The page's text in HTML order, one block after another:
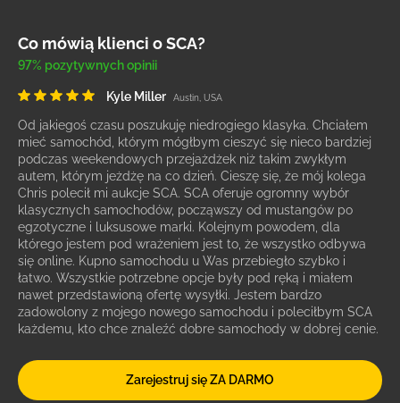
Co mówią klienci o SCA?
97% pozytywnych opinii
Kyle Miller Austin, USA
Od jakiegoś czasu poszukuję niedrogiego klasyka. Chciałem
mieć samochód, którym mógłbym cieszyć się nieco bardziej
podczas weekendowych przejażdżek niż takim zwykłym
autem, którym jeżdżę na co dzień. Cieszę się, że mój kolega
Chris polecił mi aukcje SCA. SCA oferuje ogromny wybór
klasycznych samochodów, począwszy od mustangów po
egzotyczne i luksusowe marki. Kolejnym powodem, dla
którego jestem pod wrażeniem jest to, że wszystko odbywa
się online. Kupno samochodu u Was przebiegło szybko i
łatwo. Wszystkie potrzebne opcje były pod ręką i miałem
nawet przedstawioną ofertę wysyłki. Jestem bardzo
zadowolony z mojego nowego samochodu i poleciłbym SCA
każdemu, kto chce znaleźć dobre samochody w dobrej cenie.
Zarejestruj się ZA DARMO